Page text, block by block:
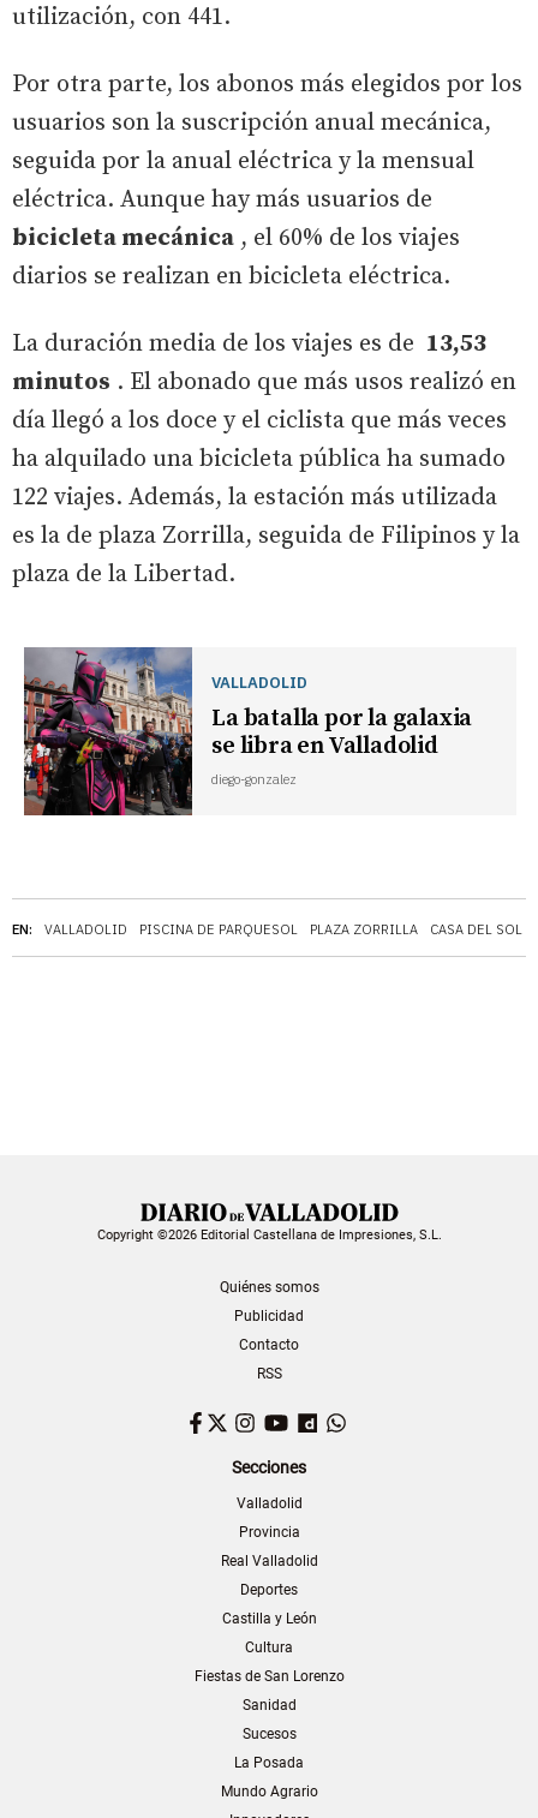
EN: VALLADOLID PISCINA DE PARQUESOL PLAZA ZORRILLA CASA DEL SOL
utilización, con 441.
Por otra parte, los abonos más elegidos por los
usuarios son la suscripción anual mecánica,
seguida por la anual eléctrica y la mensual
eléctrica. Aunque hay más usuarios de
bicicleta mecánica , el 60% de los viajes
diarios se realizan en bicicleta eléctrica.
La duración media de los viajes es de 13,53
minutos . El abonado que más usos realizó en
día llegó a los doce y el ciclista que más veces
ha alquilado una bicicleta pública ha sumado
122 viajes. Además, la estación más utilizada
es la de plaza Zorrilla, seguida de Filipinos y la
plaza de la Libertad.
VALLADOLID
La batalla por la galaxia
se libra en Valladolid
diego-gonzalez
Copyright ©2026 Editorial Castellana de Impresiones, S.L.
Quiénes somos
Publicidad
Contacto
RSS
Facebook
TwitterInstagram
YouTubeDailymotion
Secciones
Valladolid
Provincia
Real Valladolid
Deportes
Castilla y León
Cultura
Fiestas de San Lorenzo
Sanidad
Sucesos
La Posada
Mundo Agrario